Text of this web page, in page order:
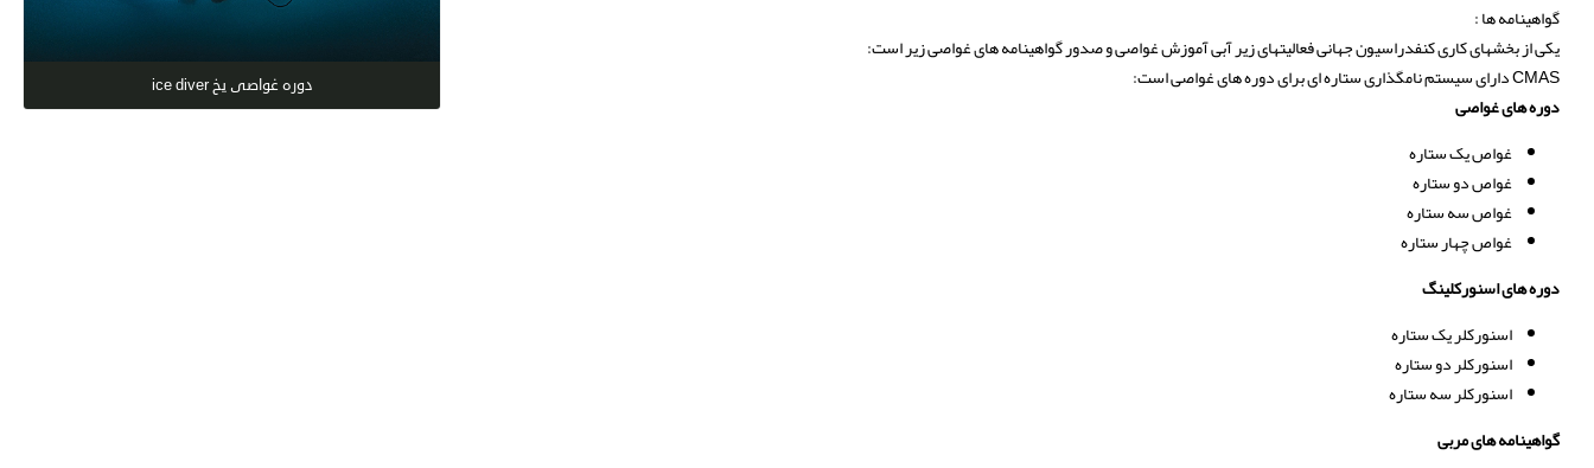
دوره غواصی یخ ice diver
گواهینامه ها :
یکی از بخشهای کاری کنفدراسیون جهانی فعالیتهای زیر آبی آموزش غواصی و صدور گواهینامه های غواصی زیر است:
CMAS دارای سیستم نامگذاری ستاره ای برای دوره های غواصی است:
دوره های غواصی
غواص یک ستاره
غواص دو ستاره
غواص سه ستاره
غواص چهار ستاره
دوره های اسنورکلینگ
اسنورکلر یک ستاره
اسنورکلر دو ستاره
اسنورکلر سه ستاره
گواهینامه های مربی